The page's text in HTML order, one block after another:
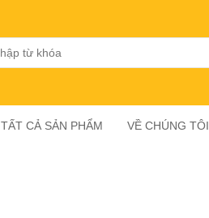
TẤT CẢ SẢN PHẨM VỀ CHÚNG TÔI